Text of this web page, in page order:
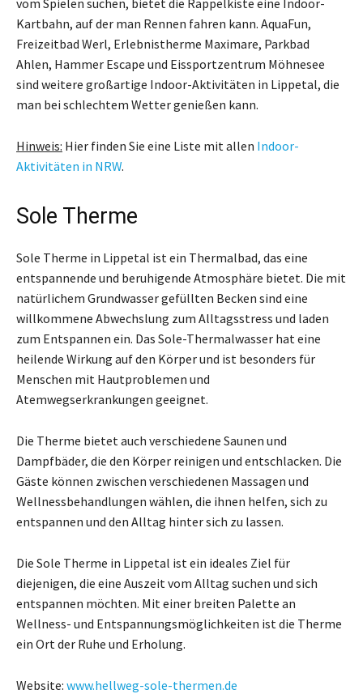
Kartbahn, auf der man Rennen fahren kann. AquaFun,
Freizeitbad Werl, Erlebnistherme Maximare, Parkbad
Ahlen, Hammer Escape und Eissportzentrum Möhnesee
sind weitere großartige Indoor-Aktivitäten in Lippetal, die
man bei schlechtem Wetter genießen kann.
Hinweis: Hier finden Sie eine Liste mit allen Indoor-
Aktivitäten in NRW.
Sole Therme
Sole Therme in Lippetal ist ein Thermalbad, das eine
entspannende und beruhigende Atmosphäre bietet. Die mit
natürlichem Grundwasser gefüllten Becken sind eine
willkommene Abwechslung zum Alltagsstress und laden
zum Entspannen ein. Das Sole-Thermalwasser hat eine
heilende Wirkung auf den Körper und ist besonders für
Menschen mit Hautproblemen und
Atemwegserkrankungen geeignet.
Die Therme bietet auch verschiedene Saunen und
Dampfbäder, die den Körper reinigen und entschlacken. Die
Gäste können zwischen verschiedenen Massagen und
Wellnessbehandlungen wählen, die ihnen helfen, sich zu
entspannen und den Alltag hinter sich zu lassen.
Die Sole Therme in Lippetal ist ein ideales Ziel für
diejenigen, die eine Auszeit vom Alltag suchen und sich
entspannen möchten. Mit einer breiten Palette an
Wellness- und Entspannungsmöglichkeiten ist die Therme
ein Ort der Ruhe und Erholung.
Website: www.hellweg-sole-thermen.de